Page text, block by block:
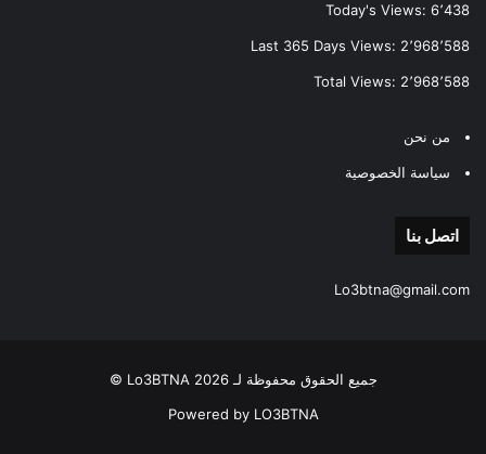
Today's Views: 6٬438
Last 365 Days Views: 2٬968٬588
Total Views: 2٬968٬588
من نحن
سياسة الخصوصية
اتصل بنا
Lo3btna@gmail.com
جميع الحقوق محفوظة لـ Lo3BTNA 2026 ©
Powered by LO3BTNA